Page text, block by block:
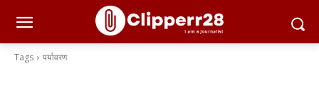
Tags पर्यावरण